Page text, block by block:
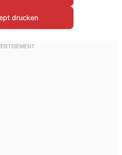
drucken